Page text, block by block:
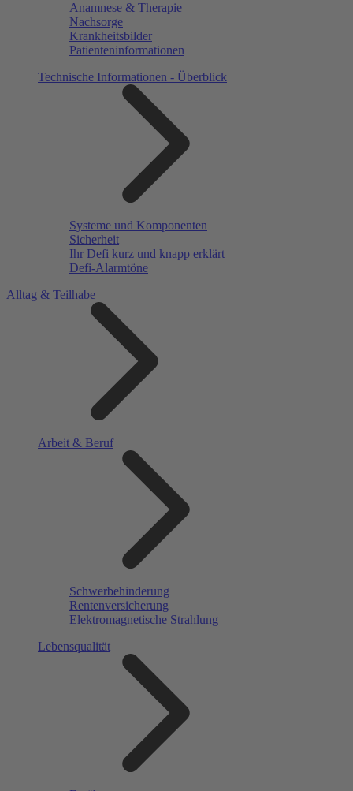
Anamnese & Therapie
Nachsorge
Krankheitsbilder
Patienteninformationen
Technische Informationen - Überblick
Systeme und Komponenten
Sicherheit
Ihr Defi kurz und knapp erklärt
Defi-Alarmtöne
Alltag & Teilhabe
Arbeit & Beruf
Schwerbehinderung
Rentenversicherung
Elektromagnetische Strahlung
Lebensqualität